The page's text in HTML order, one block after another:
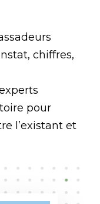
chiffres,
pour
l’existant et